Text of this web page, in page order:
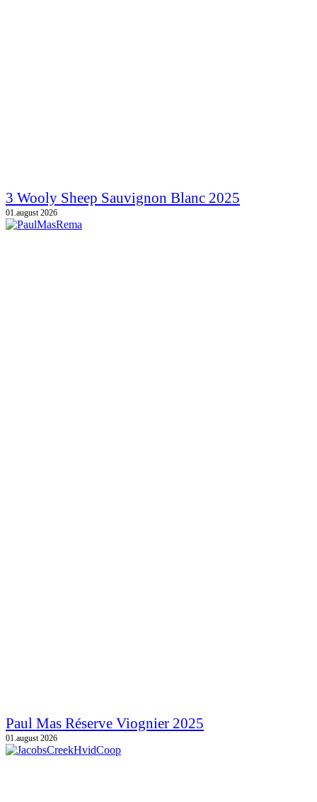
3 Wooly Sheep Sauvignon Blanc 2025
01.august 2026
Paul Mas Réserve Viognier 2025
01.august 2026